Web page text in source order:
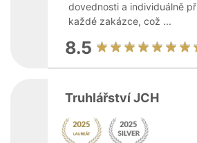
dovednosti a individuálně
každé zakázce, což ...
8.5
Truhlářství JCH